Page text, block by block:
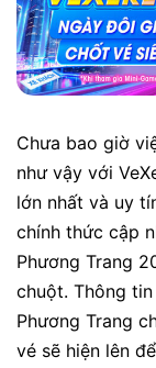
Chưa bao giờ
như vậy với
lớn nhất và uy
chính thức cập
Phương Trang
chuột. Thông
Phương Trang
vé sẽ hiện lên